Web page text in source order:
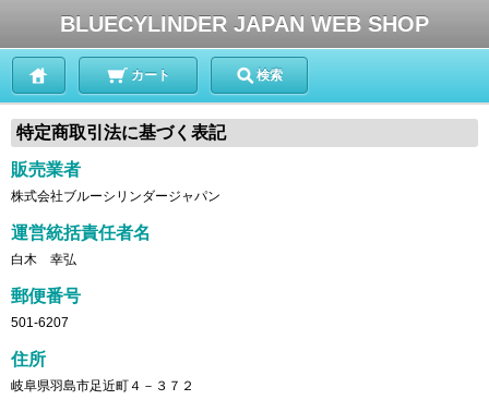
BLUECYLINDER JAPAN WEB SHOP
カート 検索
特定商取引法に基づく表記
販売業者
株式会社ブルーシリンダージャパン
運営統括責任者名
白木 幸弘
郵便番号
501-6207
住所
岐阜県羽島市足近町４－３７２